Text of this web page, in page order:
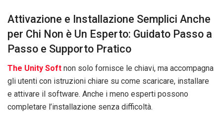
Attivazione e Installazione Semplici Anche
per Chi Non è Un Esperto: Guidato Passo a
Passo e Supporto Pratico
The Unity Soft non solo fornisce le chiavi, ma accompagna
gli utenti con istruzioni chiare su come scaricare, installare
e attivare il software. Anche i meno esperti possono
completare l’installazione senza difficoltà.